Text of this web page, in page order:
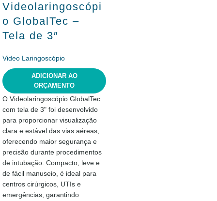
Videolaringoscópi
o GlobalTec –
Tela de 3″
Video Laringoscópio
ADICIONAR AO
ORÇAMENTO
O Videolaringoscópio GlobalTec
com tela de 3" foi desenvolvido
para proporcionar visualização
clara e estável das vias aéreas,
oferecendo maior segurança e
precisão durante procedimentos
de intubação. Compacto, leve e
de fácil manuseio, é ideal para
centros cirúrgicos, UTIs e
emergências, garantindo